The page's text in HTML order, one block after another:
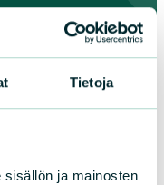
Tietoja
ja mainosten